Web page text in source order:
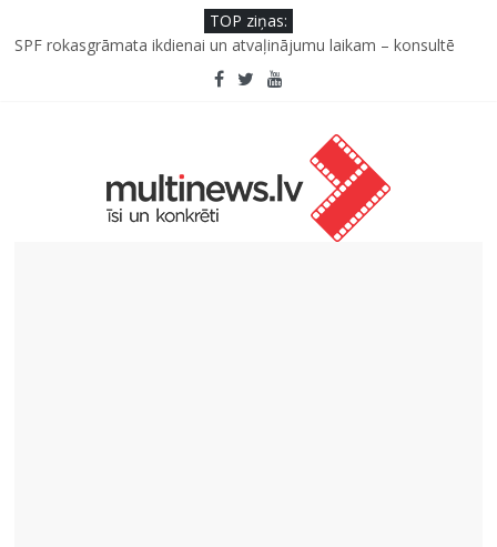
TOP ziņas:
Kad bērns atsakās no dārzeņiem: padomi un receptes, kas var
palīdzēt
SPF rokasgrāmata ikdienai un atvaļinājumu laikam – konsultē
Septiņas profesijas, kas izturēs mākslīgā intelekta laikmetu
Kāpēc padomju militāro mantojumu ir svarīgi izprast arī šodien
un kā to palīdz paveikt papildinātā realitāte